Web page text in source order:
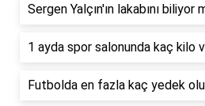
Sergen Yalçın'ın lakabını biliyor
1 ayda spor salonunda kaç kilo
Futbolda en fazla kaç yedek